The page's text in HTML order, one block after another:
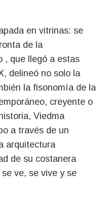
en vitrinas: se
de la
, que llegó a estas
delineó no solo la
la fisonomía de la
creyente o
Viedma
a través de un
arquitectura
de su costanera
ve, se vive y se